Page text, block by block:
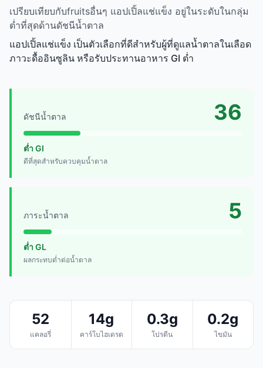
เปรียบเทียบกับfruitsอื่นๆ แอปเปิ้ลแช่แข็ง อยู่ในระดับในกลุ่ม
ต่ำที่สุดด้านดัชนีน้ำตาล
แอปเปิ้ลแช่แข็ง เป็นตัวเลือกที่ดีสำหรับผู้ที่ดูแลน้ำตาลในเลือด
ภาวะดื้ออินซูลิน หรือรับประทานอาหาร GI ต่ำ
ดัชนีน้ำตาล 36
ต่ำ GI
ดีที่สุดสำหรับควบคุมน้ำตาล
ภาระน้ำตาล 5
ต่ำ GL
ผลกระทบต่ำต่อน้ำตาล
52
แคลอรี่
14g
คาร์โบไฮเดรต
0.3g
โปรตีน
0.2g
ไขมัน